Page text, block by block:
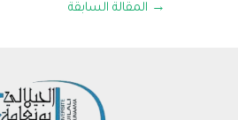
→ المقالة السابقة